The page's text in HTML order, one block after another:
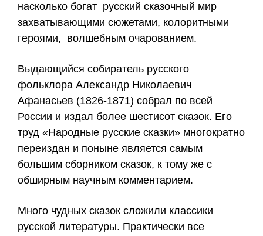
насколько богат русский сказочный мир
захватывающими сюжетами, колоритными
героями, волшебным очарованием.
Выдающийся собиратель русского
фольклора Александр Николаевич
Афанасьев (1826-1871) собрал по всей
России и издал более шестисот сказок. Его
труд «Народные русские сказки» многократно
переиздан и поныне является самым
большим сборником сказок, к тому же с
обширным научным комментарием.
Много чудных сказок сложили классики
русской литературы. Практически все